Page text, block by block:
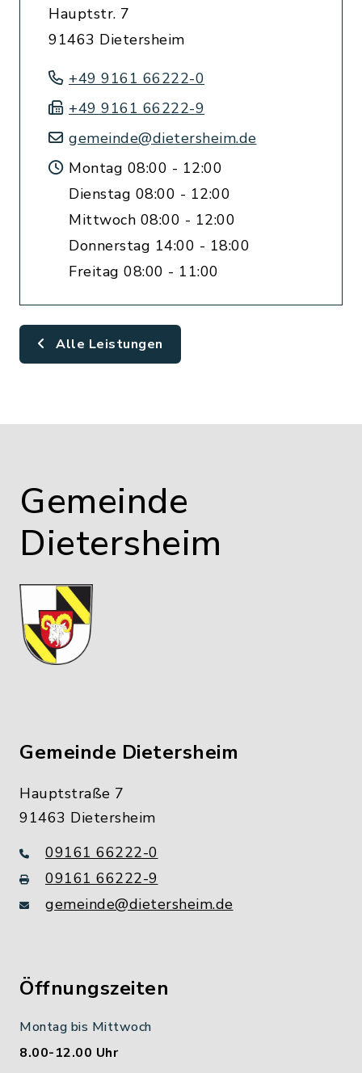
Hauptstr. 7
91463 Dietersheim
+49 9161 66222-0
+49 9161 66222-9
gemeinde@dietersheim.de
Montag 08:00 - 12:00
Dienstag 08:00 - 12:00
Mittwoch 08:00 - 12:00
Donnerstag 14:00 - 18:00
Freitag 08:00 - 11:00
Alle Leistungen
Gemeinde
Dietersheim
Gemeinde Dietersheim
Hauptstraße 7
91463 Dietersheim
09161 66222-0
09161 66222-9
gemeinde@dietersheim.de
Öffnungszeiten
Montag bis Mittwoch
8.00-12.00 Uhr